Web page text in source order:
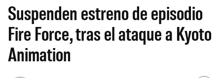
Suspenden estreno de episodio
Fire Force, tras el ataque a Kyoto
Animation